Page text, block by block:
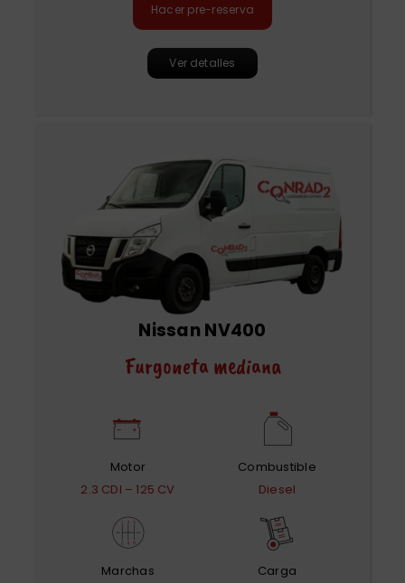
Hacer pre-reserva
Ver detalles
Nissan NV400
Furgoneta mediana
Motor
2.3 CDI – 125 CV
Combustible
Diesel
Marchas
Carga